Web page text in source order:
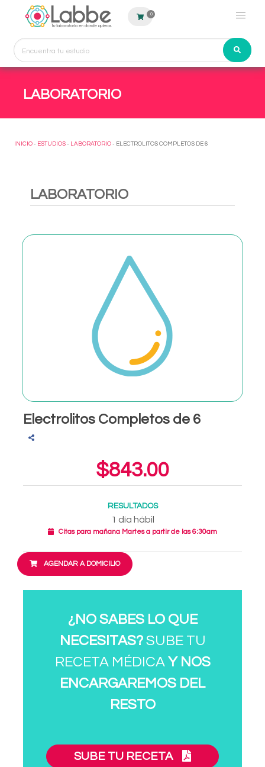
0
LABORATORIO
INICIO - ESTUDIOS - LABORATORIO - ELECTROLITOS COMPLETOS DE 6
LABORATORIO
Electrolitos Completos de 6
$843.00
RESULTADOS
1 día hábil
Citas para mañana Martes a partir de las 6:30am
AGENDAR A DOMICILIO
¿NO SABES LO QUE
NECESITAS?SUBE TU
RECETA MÉDICA Y NOS
ENCARGAREMOS DEL
RESTO
SUBE TU RECETA